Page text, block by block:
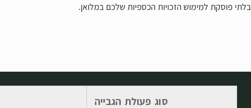
בלתי פוסקת למימוש הזכויות הכספיות שלכם במלואן.
סוג פעולת הגבייה